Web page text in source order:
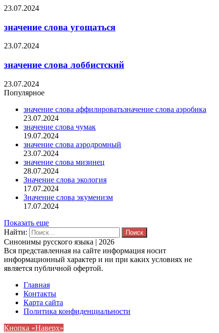
23.07.2024
значение слова угощаться
23.07.2024
значение слова лоббистский
23.07.2024
Популярное
значение слова аффилироватьзначение слова аэробика
23.07.2024
значение слова чумак
19.07.2024
значение слова аэродромный
23.07.2024
значение слова мизинец
28.07.2024
Значение слова экология
17.07.2024
Значение слова экуменизм
17.07.2024
Показать еще
Найти:
Синонимы русского языка | 2026
Вся представленная на сайте информация носит
информационный характер и ни при каких условиях не
является публичной офертой.
Главная
Контакты
Карта сайта
Политика конфиденциальности
Кнопка «Наверх»